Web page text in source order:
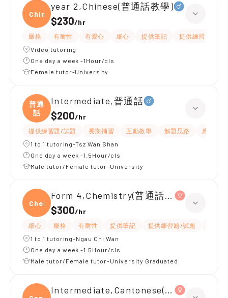
Chine
year 2,Chinese(普通話教學)
$230/hr
嚴格 有耐性 有愛心 細心 提供筆記
提供練習題/試題
Video tutoring
One day a week -1Hour/cls
Female tutor-University
普通
話
Intermediate,普通話
$200/hr
提供練習題/試題 長期補習 互動教學 解題思路
應試策略
1 to 1 tutoring-Tsz Wan Shan
One day a week -1.5Hour/cls
Male tutor/Female tutor-University
Chemi
Form 4,Chemistry(普通話教)
$300/hr
細心 嚴格 有耐性 提供筆記 提供練習題/試題
1 to 1 tutoring-Ngau Chi Wan
One day a week -1.5Hour/cls
Male tutor/Female tutor-University Graduated
Intermediate,Cantonese(廣東話 中低